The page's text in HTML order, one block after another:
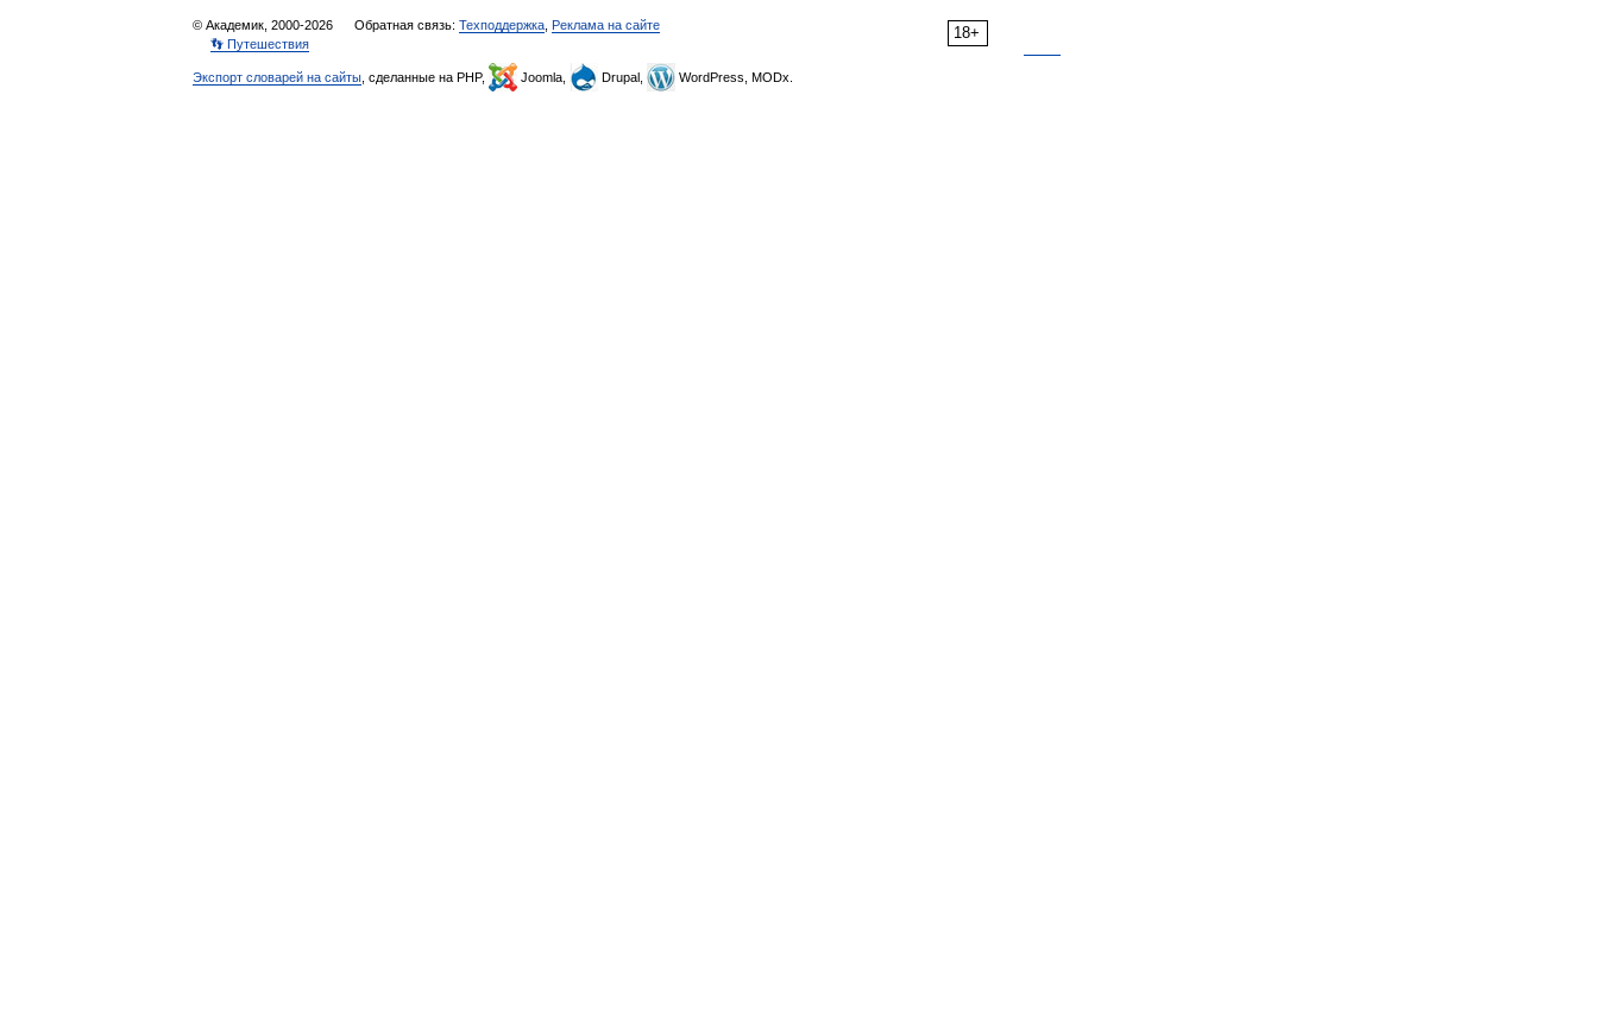
18+
© Академик, 2000-2026 Обратная связь: Техподдержка Реклама на сайте
👣 Путешествия
Экспорт словарей на сайты , сделанные на PHP, Joomla, Drupal, WordPress, MODx.